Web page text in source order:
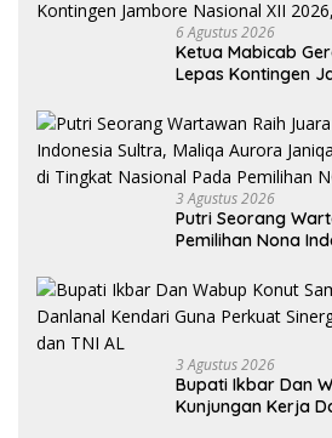
6 Agustus 2026
Ketua Mabicab
Lepas Kontingen
3 Agustus 2026
Putri Seorang
Pemilihan Nona
Tingkat Nasional
Indonesia
3 Agustus 2026
Bupati Ikbar Dan
Kunjungan Kerja